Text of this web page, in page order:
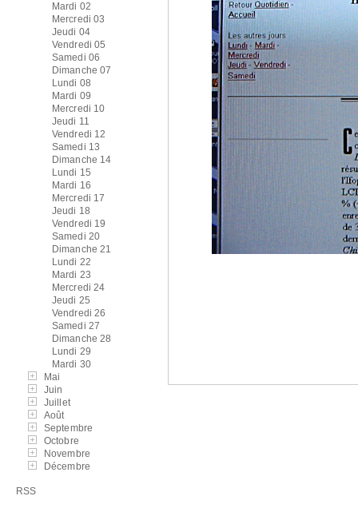
Mardi 02
Mercredi 03
Jeudi 04
Vendredi 05
Samedi 06
Dimanche 07
Lundi 08
Mardi 09
Mercredi 10
Jeudi 11
Vendredi 12
Samedi 13
Dimanche 14
Lundi 15
Mardi 16
Mercredi 17
Jeudi 18
Vendredi 19
Samedi 20
Dimanche 21
Lundi 22
Mardi 23
Mercredi 24
Jeudi 25
Vendredi 26
Samedi 27
Dimanche 28
Lundi 29
Mardi 30
Mai
Juin
Juillet
Août
Septembre
Octobre
Novembre
Décembre
RSS